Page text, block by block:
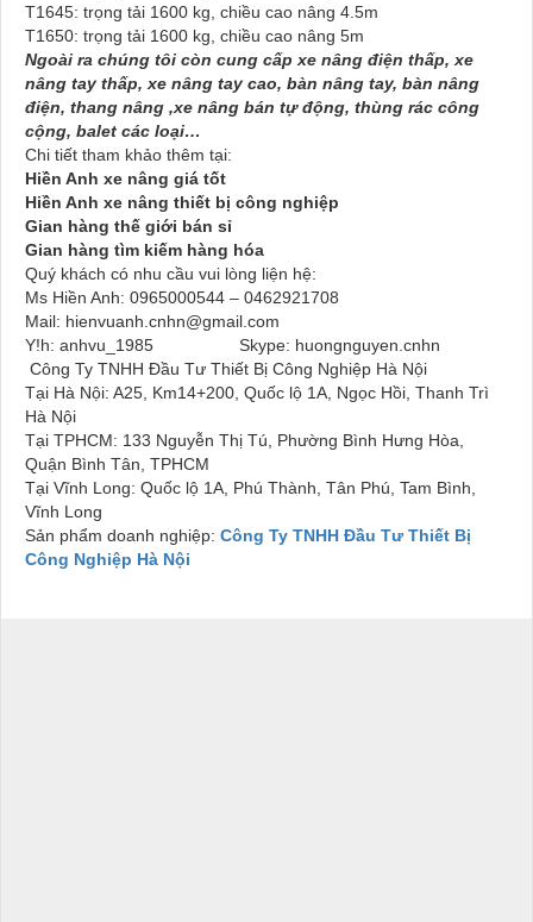
T1645: trọng tải 1600 kg, chiều cao nâng 4.5m
T1650: trọng tải 1600 kg, chiều cao nâng 5m
Ngoài ra chúng tôi còn cung cấp xe nâng điện thấp, xe
nâng tay thấp, xe nâng tay cao, bàn nâng tay, bàn nâng
điện, thang nâng ,xe nâng bán tự động, thùng rác công
cộng, balet các loại…
Chi tiết tham khảo thêm tại:
Hiền Anh xe nâng giá tốt
Hiền Anh xe nâng thiết bị công nghiệp
Gian hàng thế giới bán sỉ
Gian hàng tìm kiếm hàng hóa
Quý khách có nhu cầu vui lòng liện hệ:
Ms Hiền Anh: 0965000544 – 0462921708
Mail: hienvuanh.cnhn@gmail.com
Y!h: anhvu_1985 Skype: huongnguyen.cnhn
Công Ty TNHH Đầu Tư Thiết Bị Công Nghiệp Hà Nội
Tại Hà Nội: A25, Km14+200, Quốc lộ 1A, Ngọc Hồi, Thanh Trì
Hà Nội
Tại TPHCM: 133 Nguyễn Thị Tú, Phường Bình Hưng Hòa,
Quận Bình Tân, TPHCM
Tại Vĩnh Long: Quốc lộ 1A, Phú Thành, Tân Phú, Tam Bình,
Vĩnh Long
Sản phẩm doanh nghiệp: Công Ty TNHH Đầu Tư Thiết Bị
Công Nghiệp Hà Nội